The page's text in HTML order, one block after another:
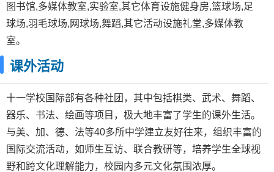
图书馆,多媒体教室,实验室,其它体育设施健身房,篮球场,足
球场,羽毛球场,网球场,舞蹈,其它活动设施礼堂,多媒体教
室。
课外活动
十一学校国际部有各种社团，其中包括棋类、武术、舞蹈、
器乐、书法、绘画等项目，极大地丰富了学生的课外生活。
与美、加、德、法等40多所中学建立友好往来，组织丰富的
国际交流活动，如师生互访、联合教研等，培养学生全球视
野和跨文化理解能力，校园内多元文化氛围浓厚。